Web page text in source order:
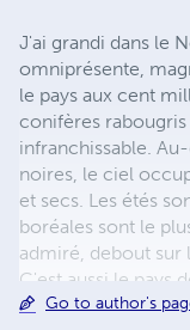
J'ai grandi dans le
omniprésente,
le pays aux cent
conifères
infranchissable.
noires, le ciel
et secs. Les étés
boréales sont le
admiré, debout sur
C'est aussi le pays
d'aujourd'hui. Mais
Go to author's